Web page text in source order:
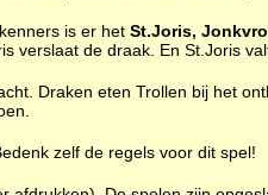
is er het St.Joris,
verslaat de draak. En St.Joris
Draken eten Trollen bij het
zelf de regels voor dit spel!